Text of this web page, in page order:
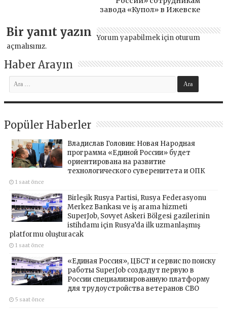
завода «Купол» в Ижевске
Bir yanıt yazın Yorum yapabilmek için oturum
açmalısınız.
Haber Arayın
Popüler Haberler
Владислав Головин: Новая Народная
программа «Единой России» будет
ориентирована на развитие
технологического суверенитета и ОПК
1 saat önce
Birleşik Rusya Partisi, Rusya Federasyonu
Merkez Bankası ve iş arama hizmeti
SuperJob, Sovyet Askeri Bölgesi gazilerinin
istihdamı için Rusya’da ilk uzmanlaşmış
platformu oluşturacak
1 saat önce
«Единая Россия», ЦБСТ и сервис по поиску
работы SuperJob создадут первую в
России специализированную платформу
для трудоустройства ветеранов СВО
5 saat önce